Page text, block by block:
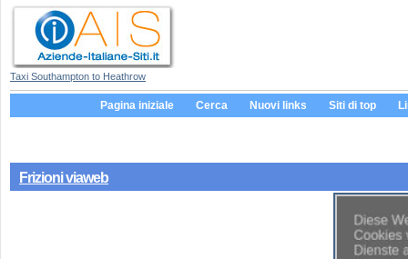
Taxi Southampton to Heathrow
Pagina iniziale Cerca Nuovi links Siti di top
Frizioni viaweb